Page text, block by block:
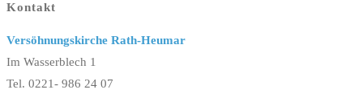
Kontakt
Versöhnungskirche Rath-Heumar
Im Wasserblech 1
Tel. 0221- 986 24 07